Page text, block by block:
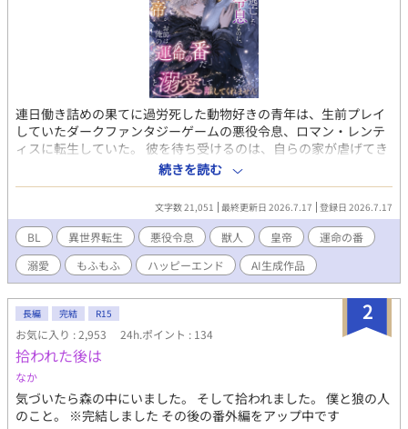
連日働き詰めの果てに過労死した動物好きの青年は、生前プレイ
していたダークファンタジーゲームの悪役令息、ロマン・レンテ
ィスに転生していた。 彼を待ち受けるのは、自らの家が虐げてき
た獣人たちの皇帝によって惨殺されるという破滅の運命。 断罪の
刃を回避するため、ロマンはすべてを捨てて国境の雪山へと逃亡
する。 凍える雪道で彼が見つけたのは、罠にかかり血を流す一匹
の巨大な銀狼だった。 動物を愛する本能から、自身に迫る危険も
顧みず銀狼を救い出すロマン。 極上の「もふもふ」な毛並みに癒
やされ、束の間の温もりを分かち合う二人だったが、ついに公爵
家の追っ手が迫り来る。 銀狼を逃がすため自ら囮になったロマン
の前に、圧倒的な力で狩人たちを蹴散らす銀狼の姿が。 そして光
に包まれた銀狼は、冷徹で美しい獣人皇帝カルステンへと姿を変
えた。 「どうして、私が運命の番の首を刎ねねばならないのだ」
処刑されるはずが、なぜか皇帝の「運命の番」として甘く囲い込
まれてしまうロマン。 冷酷な悪役令息として死ぬはずだった青年
が、極上のケモミミ皇帝に溺愛され、本当の幸せを見つけるまで
の心温まる異世界BLファンタジー！
続きを読む
文字数 21,051 最終更新日 2026.7.17 登録日 2026.7.17
BL 異世界転生 悪役令息 獣人 皇帝
運命の番
溺愛
もふもふ ハッピーエンド AI生成作品
2
長編 完結 R15
お気に入り : 2,953 24h.ポイント : 134
拾われた後は
なか
気づいたら森の中にいました。 そして拾われました。 僕と狼の人
のこと。 ※完結しました その後の番外編をアップ中です